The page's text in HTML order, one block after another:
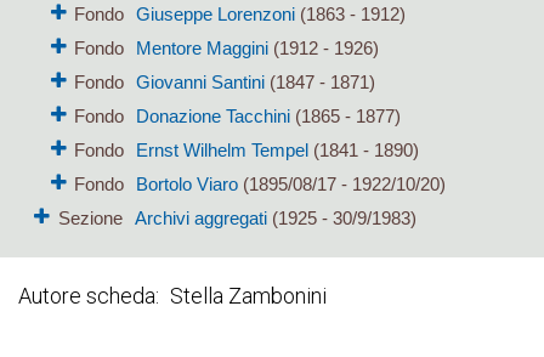
Fondo Giuseppe Lorenzoni(1863 - 1912)
Fondo
Mentore Maggini(1912 - 1926)
Fondo Giovanni Santini(1847 - 1871)
Fondo
Donazione Tacchini(1865 - 1877)
Fondo
Ernst Wilhelm Tempel(1841 - 1890)
Fondo
Bortolo Viaro(1895/08/17 - 1922/10/20)
Sezione
Archivi aggregati(1925 - 30/9/1983)
Autore scheda Stella Zambonini